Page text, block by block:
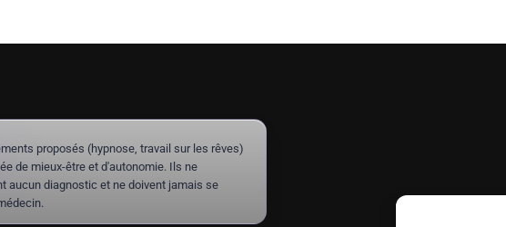
proposés (hypnose, travail sur les rêves)
de mieux-être et d'autonomie. Ils ne
aucun diagnostic et ne doivent jamais se